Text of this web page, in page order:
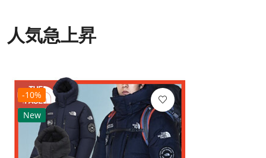
人気急上昇
-10%
New